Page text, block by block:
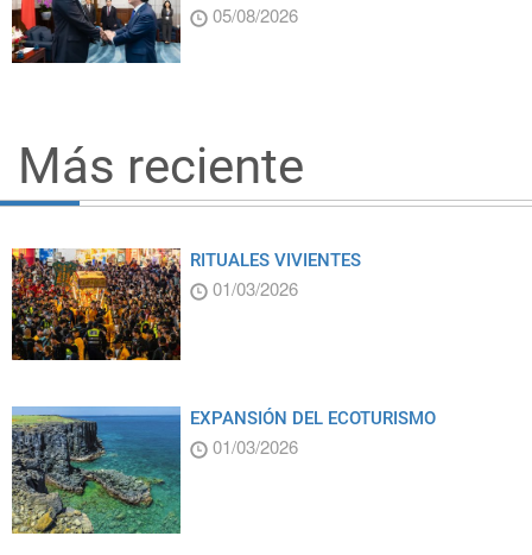
05/08/2026
Más reciente
RITUALES VIVIENTES
01/03/2026
EXPANSIÓN DEL ECOTURISMO
01/03/2026